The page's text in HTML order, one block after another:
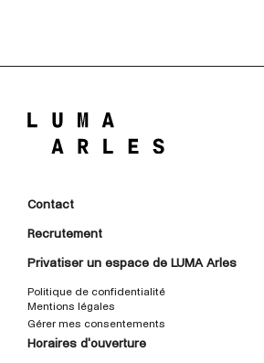
Contact
Recrutement
Privatiser un espace de LUMA Arles
Politique de confidentialité
Mentions légales
Gérer mes consentements
Horaires d'ouverture